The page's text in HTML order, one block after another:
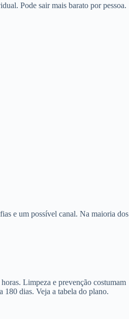
Pode sair mais barato por pessoa.
e um possível canal. Na maioria dos
Limpeza e prevenção costumam
dias. Veja a tabela do plano.